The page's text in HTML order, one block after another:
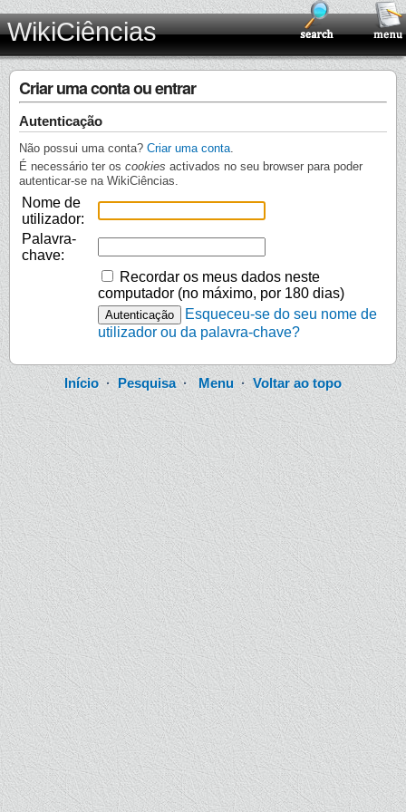
WikiCiências
Criar uma conta ou entrar
Autenticação
Não possui uma conta? Criar uma conta
É necessário ter os cookies activados no seu browser para poder
autenticar-se na WikiCiências.
Nome de
utilizador:
Palavra-
chave:
Recordar os meus dados neste
computador (no máximo, por 180 dias)
Esqueceu-se do seu nome de
utilizador ou da palavra-chave?
Início· Pesquisa·Menu ·Voltar ao topo